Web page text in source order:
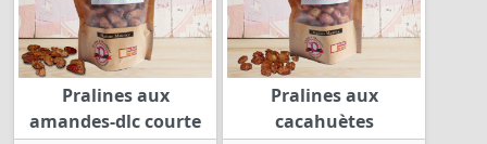
Pralines aux
amandes-dlc courte
Pralines aux
cacahuètes